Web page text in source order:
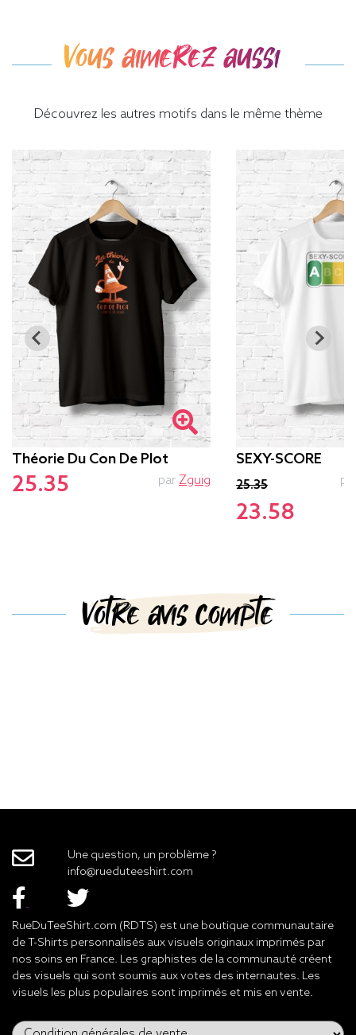
Vous aimerez aussi
Découvrez les autres motifs dans le même thème
Théorie Du Con De Plot
25.35 par Zguig
SEXY-SCORE
25.35
23.58
Votre avis compte
Une question, un problème ?
info@rueduteeshirt.com
RueDuTeeShirt.com (RDTS) est une boutique communautaire
de T-Shirts personnalisés aux visuels originaux imprimés par
nos soins en France. Les graphistes de la communauté créent
des visuels qui sont soumis aux votes des internautes. Les
visuels les plus populaires sont imprimés et mis en vente.